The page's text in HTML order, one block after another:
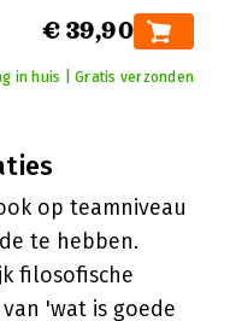
€ 39,90
in huis | Gratis verzonden
op teamniveau
te hebben.
filosofische
'wat is goede